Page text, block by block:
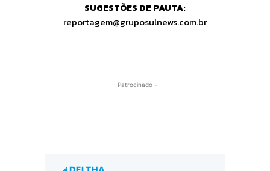
SUGESTÕES DE PAUTA:
reportagem@gruposulnews.com.br
- Patrocinado -